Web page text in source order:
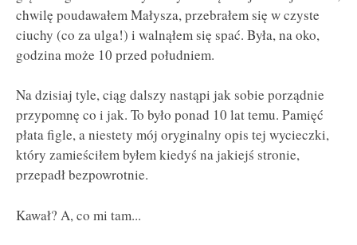
chwilę poudawałem Małysza, przebrałem się w czyste
ciuchy (co za ulga!) i walnąłem się spać. Była, na oko,
godzina może 10 przed południem.
Na dzisiaj tyle, ciąg dalszy nastąpi jak sobie porządnie
przypomnę co i jak. To było ponad 10 lat temu. Pamięć
płata figle, a niestety mój oryginalny opis tej wycieczki,
który zamieściłem byłem kiedyś na jakiejś stronie,
przepadł bezpowrotnie.
Kawał? A, co mi tam...